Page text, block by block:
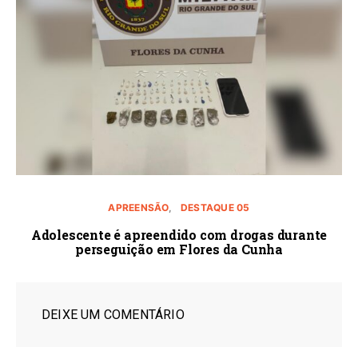
APREENSÃO DESTAQUE 05
Adolescente é apreendido com drogas durante
perseguição em Flores da Cunha
DEIXE UM COMENTÁRIO